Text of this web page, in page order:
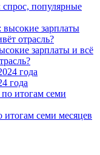
популярные
зарплаты и всё
года
итогам семи месяцев